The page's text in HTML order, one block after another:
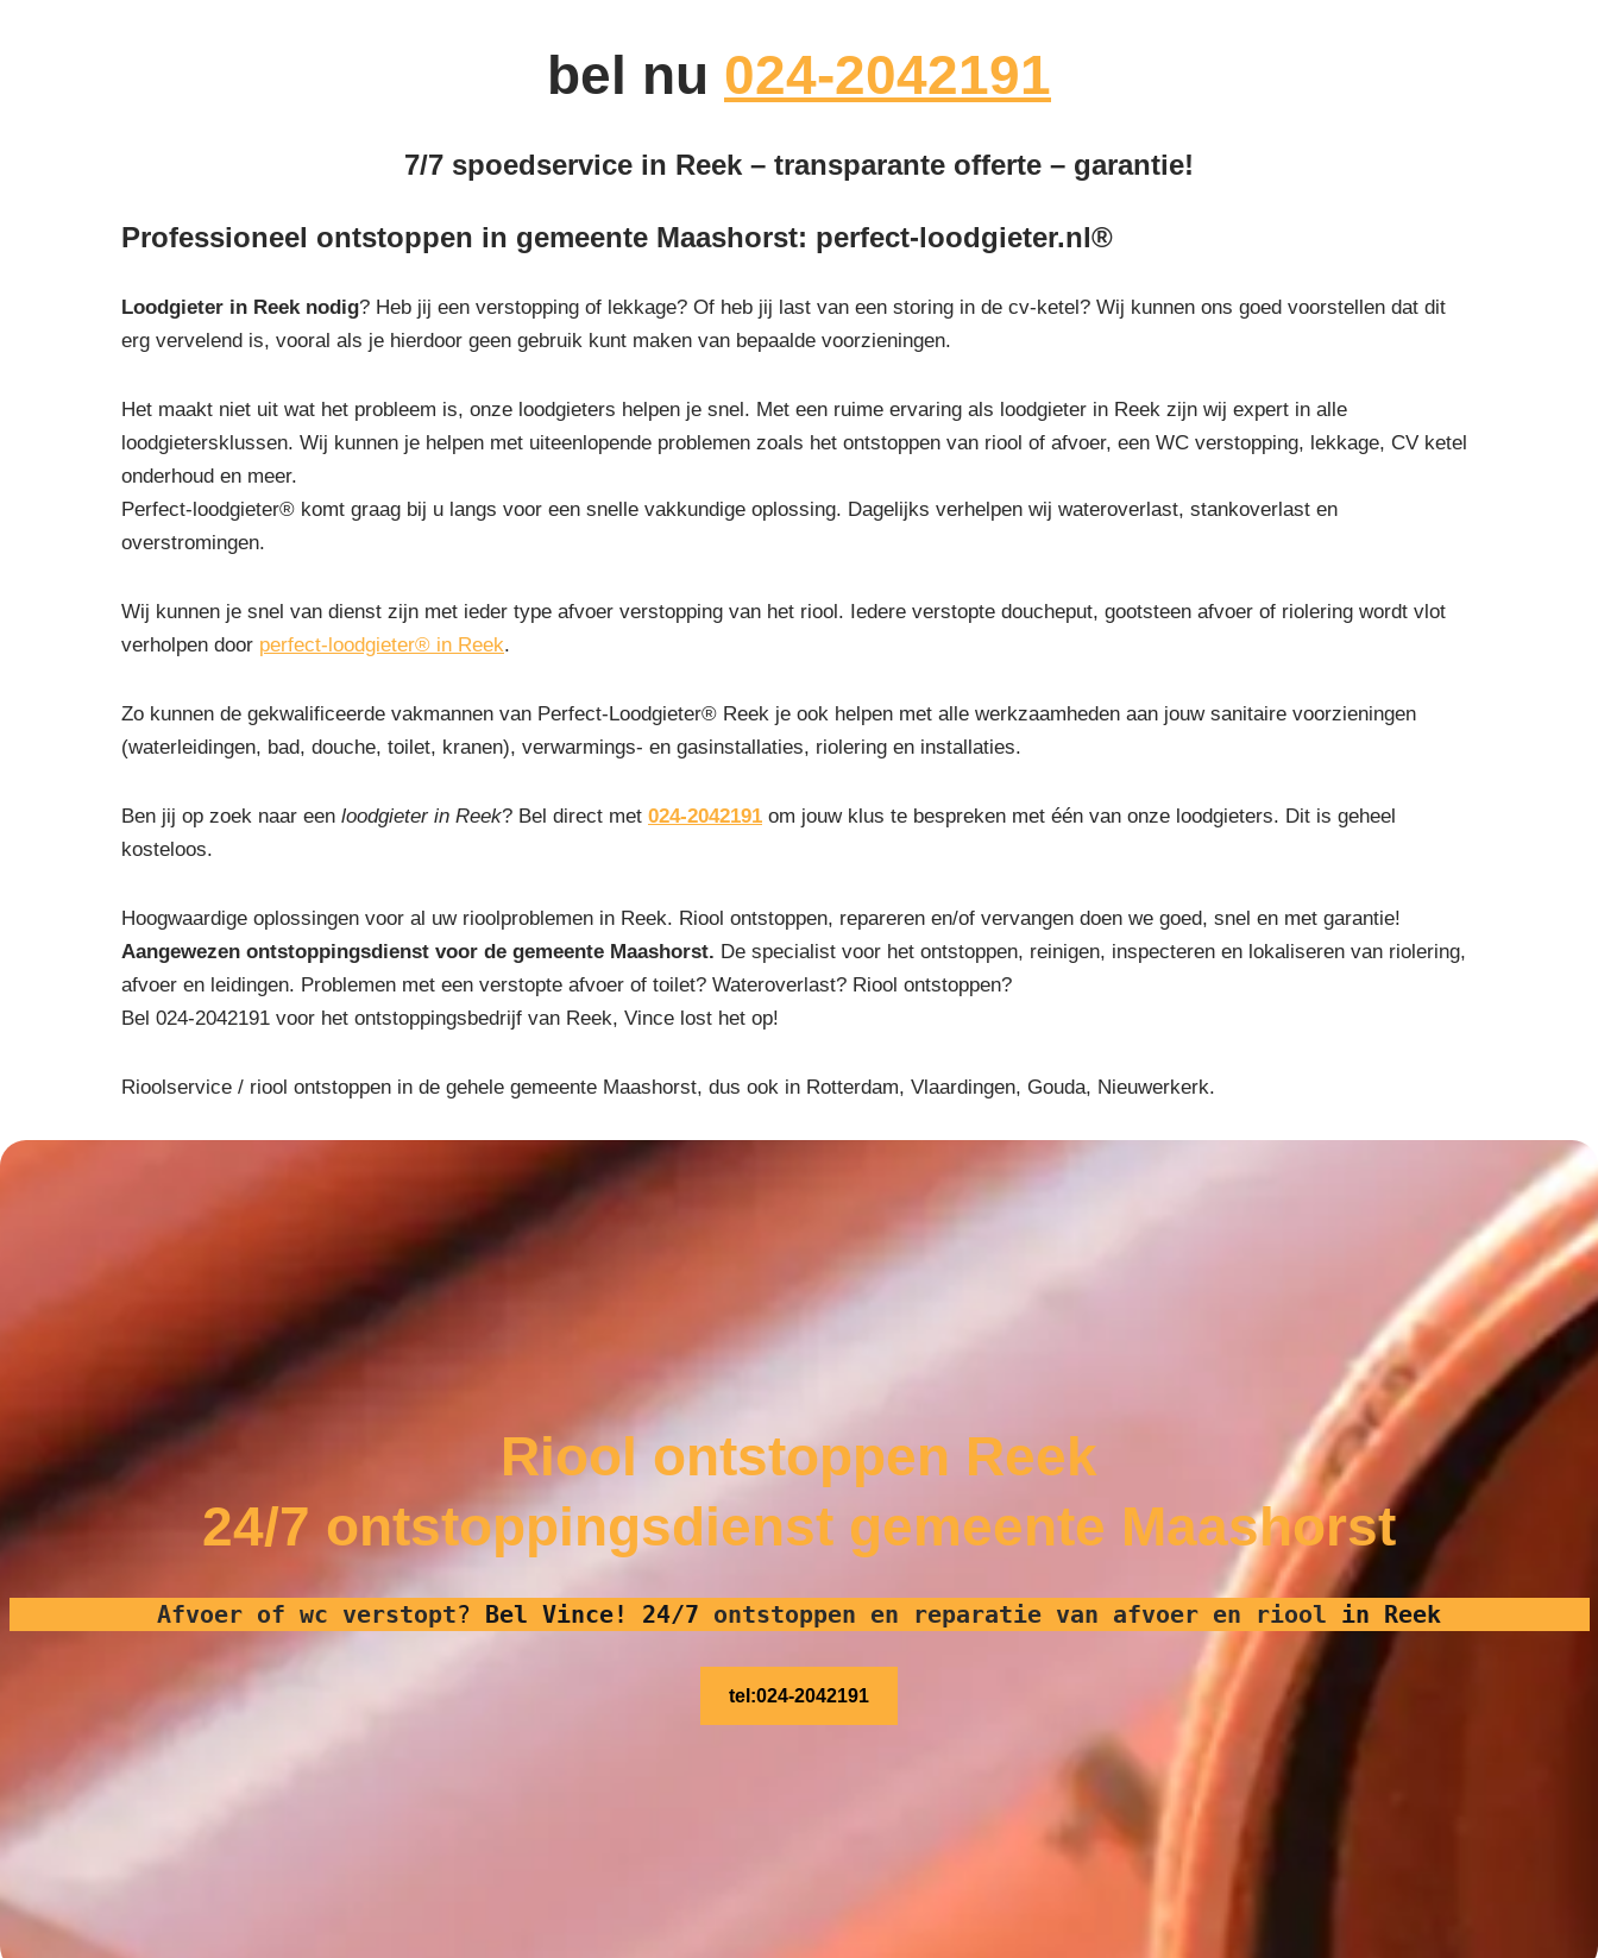
bel nu 024-2042191
7/7 spoedservice in Reek – transparante offerte – garantie!
Professioneel ontstoppen in gemeente Maashorst: perfect-loodgieter.nl®
Loodgieter in Reek nodig? Heb jij een verstopping of lekkage? Of heb jij last van een storing in de cv-ketel? Wij kunnen ons goed voorstellen dat dit
erg vervelend is, vooral als je hierdoor geen gebruik kunt maken van bepaalde voorzieningen.
Het maakt niet uit wat het probleem is, onze loodgieters helpen je snel. Met een ruime ervaring als loodgieter in Reek zijn wij expert in alle
loodgietersklussen. Wij kunnen je helpen met uiteenlopende problemen zoals het ontstoppen van riool of afvoer, een WC verstopping, lekkage, CV ketel
onderhoud en meer.
Perfect-loodgieter® komt graag bij u langs voor een snelle vakkundige oplossing. Dagelijks verhelpen wij wateroverlast, stankoverlast en
overstromingen.
Wij kunnen je snel van dienst zijn met ieder type afvoer verstopping van het riool. Iedere verstopte doucheput, gootsteen afvoer of riolering wordt vlot
verholpen door perfect-loodgieter® in Reek.
Zo kunnen de gekwalificeerde vakmannen van Perfect-Loodgieter® Reek je ook helpen met alle werkzaamheden aan jouw sanitaire voorzieningen
(waterleidingen, bad, douche, toilet, kranen), verwarmings- en gasinstallaties, riolering en installaties.
Ben jij op zoek naar een loodgieter in Reek? Bel direct met 024-2042191 om jouw klus te bespreken met één van onze loodgieters. Dit is geheel
kosteloos.
Hoogwaardige oplossingen voor al uw rioolproblemen in Reek. Riool ontstoppen, repareren en/of vervangen doen we goed, snel en met garantie!
Aangewezen ontstoppingsdienst voor de gemeente Maashorst. De specialist voor het ontstoppen, reinigen, inspecteren en lokaliseren van riolering,
afvoer en leidingen. Problemen met een verstopte afvoer of toilet? Wateroverlast? Riool ontstoppen?
Bel 024-2042191 voor het ontstoppingsbedrijf van Reek, Vince lost het op!
Rioolservice / riool ontstoppen in de gehele gemeente Maashorst, dus ook in Rotterdam, Vlaardingen, Gouda, Nieuwerkerk.
Riool ontstoppen Reek
24/7 ontstoppingsdienst gemeente Maashorst
Afvoer of wc verstopt? Bel Vince! 24/7 ontstoppen en reparatie van afvoer en riool in Reek
tel:024-2042191